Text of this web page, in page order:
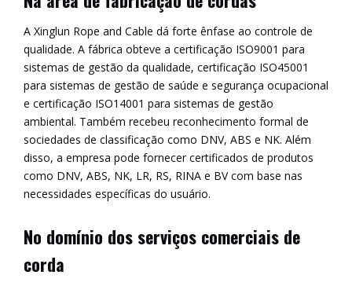
A Xinglun Rope and Cable dá forte ênfase ao controle de
qualidade. A fábrica obteve a certificação ISO9001 para
sistemas de gestão da qualidade, certificação ISO45001
para sistemas de gestão de saúde e segurança ocupacional
e certificação ISO14001 para sistemas de gestão
ambiental. Também recebeu reconhecimento formal de
sociedades de classificação como DNV, ABS e NK. Além
disso, a empresa pode fornecer certificados de produtos
como DNV, ABS, NK, LR, RS, RINA e BV com base nas
necessidades específicas do usuário.
No domínio dos serviços comerciais de
corda